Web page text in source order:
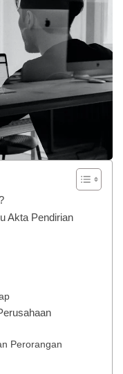
Akta Pendirian
Perorangan